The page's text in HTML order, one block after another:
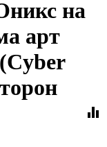
на
арт
equalizer